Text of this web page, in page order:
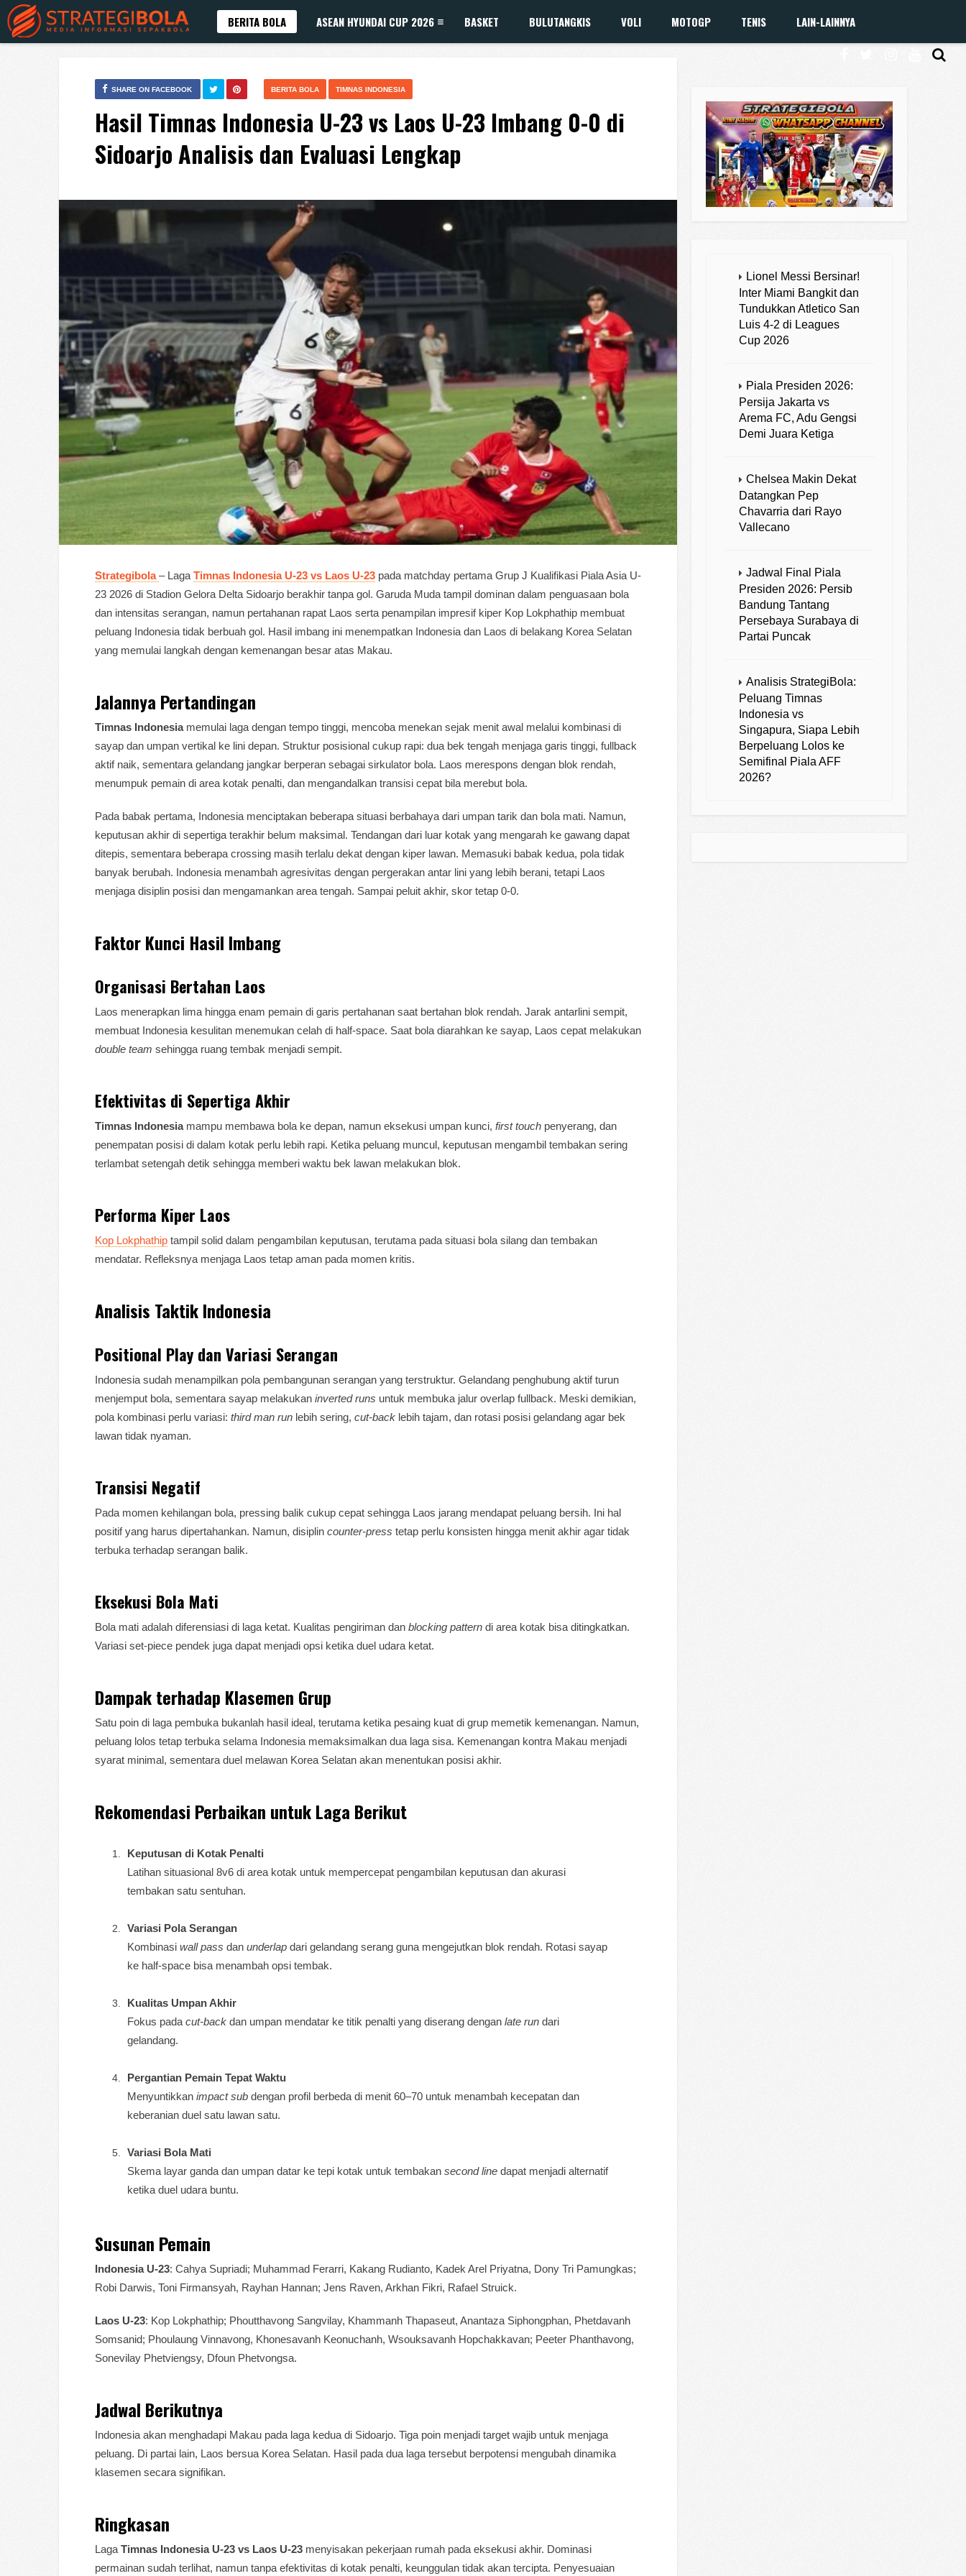
BERITA BOLA ASEAN HYUNDAI CUP 2026 BASKET BULUTANGKIS VOLI MOTOGP TENIS LAIN-LAINNYA
BERITA BOLA TIMNAS INDONESIA
SHARE ON FACEBOOK
Hasil Timnas Indonesia U-23 vs Laos U-23 Imbang 0-0 di
Sidoarjo Analisis dan Evaluasi Lengkap
Strategibola – Laga Timnas Indonesia U-23 vs Laos U-23 pada matchday pertama Grup J Kualifikasi Piala Asia U-
23 2026 di Stadion Gelora Delta Sidoarjo berakhir tanpa gol. Garuda Muda tampil dominan dalam penguasaan bola
dan intensitas serangan, namun pertahanan rapat Laos serta penampilan impresif kiper Kop Lokphathip membuat
peluang Indonesia tidak berbuah gol. Hasil imbang ini menempatkan Indonesia dan Laos di belakang Korea Selatan
yang memulai langkah dengan kemenangan besar atas Makau.
Jalannya Pertandingan
Timnas Indonesia memulai laga dengan tempo tinggi, mencoba menekan sejak menit awal melalui kombinasi di
sayap dan umpan vertikal ke lini depan. Struktur posisional cukup rapi: dua bek tengah menjaga garis tinggi, fullback
aktif naik, sementara gelandang jangkar berperan sebagai sirkulator bola. Laos merespons dengan blok rendah,
menumpuk pemain di area kotak penalti, dan mengandalkan transisi cepat bila merebut bola.
Pada babak pertama, Indonesia menciptakan beberapa situasi berbahaya dari umpan tarik dan bola mati. Namun,
keputusan akhir di sepertiga terakhir belum maksimal. Tendangan dari luar kotak yang mengarah ke gawang dapat
ditepis, sementara beberapa crossing masih terlalu dekat dengan kiper lawan. Memasuki babak kedua, pola tidak
banyak berubah. Indonesia menambah agresivitas dengan pergerakan antar lini yang lebih berani, tetapi Laos
menjaga disiplin posisi dan mengamankan area tengah. Sampai peluit akhir, skor tetap 0-0.
Faktor Kunci Hasil Imbang
Organisasi Bertahan Laos
Laos menerapkan lima hingga enam pemain di garis pertahanan saat bertahan blok rendah. Jarak antarlini sempit,
membuat Indonesia kesulitan menemukan celah di half-space. Saat bola diarahkan ke sayap, Laos cepat melakukan
double team sehingga ruang tembak menjadi sempit.
Efektivitas di Sepertiga Akhir
Timnas Indonesia mampu membawa bola ke depan, namun eksekusi umpan kunci, first touch penyerang, dan
penempatan posisi di dalam kotak perlu lebih rapi. Ketika peluang muncul, keputusan mengambil tembakan sering
terlambat setengah detik sehingga memberi waktu bek lawan melakukan blok.
Performa Kiper Laos
Kop Lokphathip tampil solid dalam pengambilan keputusan, terutama pada situasi bola silang dan tembakan
mendatar. Refleksnya menjaga Laos tetap aman pada momen kritis.
Analisis Taktik Indonesia
Positional Play dan Variasi Serangan
Indonesia sudah menampilkan pola pembangunan serangan yang terstruktur. Gelandang penghubung aktif turun
menjemput bola, sementara sayap melakukan inverted runs untuk membuka jalur overlap fullback. Meski demikian,
pola kombinasi perlu variasi: third man run lebih sering, cut-back lebih tajam, dan rotasi posisi gelandang agar bek
lawan tidak nyaman.
Transisi Negatif
Pada momen kehilangan bola, pressing balik cukup cepat sehingga Laos jarang mendapat peluang bersih. Ini hal
positif yang harus dipertahankan. Namun, disiplin counter-press tetap perlu konsisten hingga menit akhir agar tidak
terbuka terhadap serangan balik.
Eksekusi Bola Mati
Bola mati adalah diferensiasi di laga ketat. Kualitas pengiriman dan blocking pattern di area kotak bisa ditingkatkan.
Variasi set-piece pendek juga dapat menjadi opsi ketika duel udara ketat.
Dampak terhadap Klasemen Grup
Satu poin di laga pembuka bukanlah hasil ideal, terutama ketika pesaing kuat di grup memetik kemenangan. Namun,
peluang lolos tetap terbuka selama Indonesia memaksimalkan dua laga sisa. Kemenangan kontra Makau menjadi
syarat minimal, sementara duel melawan Korea Selatan akan menentukan posisi akhir.
Rekomendasi Perbaikan untuk Laga Berikut
Keputusan di Kotak Penalti
Latihan situasional 8v6 di area kotak untuk mempercepat pengambilan keputusan dan akurasi
tembakan satu sentuhan.
Variasi Pola Serangan
Kombinasi wall pass dan underlap dari gelandang serang guna mengejutkan blok rendah. Rotasi sayap
ke half-space bisa menambah opsi tembak.
Kualitas Umpan Akhir
Fokus pada cut-back dan umpan mendatar ke titik penalti yang diserang dengan late run dari
gelandang.
Pergantian Pemain Tepat Waktu
Menyuntikkan impact sub dengan profil berbeda di menit 60–70 untuk menambah kecepatan dan
keberanian duel satu lawan satu.
Variasi Bola Mati
Skema layar ganda dan umpan datar ke tepi kotak untuk tembakan second line dapat menjadi alternatif
ketika duel udara buntu.
Susunan Pemain
Indonesia U-23: Cahya Supriadi; Muhammad Ferarri, Kakang Rudianto, Kadek Arel Priyatna, Dony Tri Pamungkas;
Robi Darwis, Toni Firmansyah, Rayhan Hannan; Jens Raven, Arkhan Fikri, Rafael Struick.
Laos U-23: Kop Lokphathip; Phoutthavong Sangvilay, Khammanh Thapaseut, Anantaza Siphongphan, Phetdavanh
Somsanid; Phoulaung Vinnavong, Khonesavanh Keonuchanh, Wsouksavanh Hopchakkavan; Peeter Phanthavong,
Sonevilay Phetviengsy, Dfoun Phetvongsa.
Jadwal Berikutnya
Indonesia akan menghadapi Makau pada laga kedua di Sidoarjo. Tiga poin menjadi target wajib untuk menjaga
peluang. Di partai lain, Laos bersua Korea Selatan. Hasil pada dua laga tersebut berpotensi mengubah dinamika
klasemen secara signifikan.
Ringkasan
Laga Timnas Indonesia U-23 vs Laos U-23 menyisakan pekerjaan rumah pada eksekusi akhir. Dominasi
permainan sudah terlihat, namun tanpa efektivitas di kotak penalti, keunggulan tidak akan tercipta. Penyesuaian
Lionel Messi Bersinar!
Inter Miami Bangkit dan
Tundukkan Atletico San
Luis 4-2 di Leagues
Cup 2026
Piala Presiden 2026:
Persija Jakarta vs
Arema FC, Adu Gengsi
Demi Juara Ketiga
Chelsea Makin Dekat
Datangkan Pep
Chavarria dari Rayo
Vallecano
Jadwal Final Piala
Presiden 2026: Persib
Bandung Tantang
Persebaya Surabaya di
Partai Puncak
Analisis StrategiBola:
Peluang Timnas
Indonesia vs
Singapura, Siapa Lebih
Berpeluang Lolos ke
Semifinal Piala AFF
2026?